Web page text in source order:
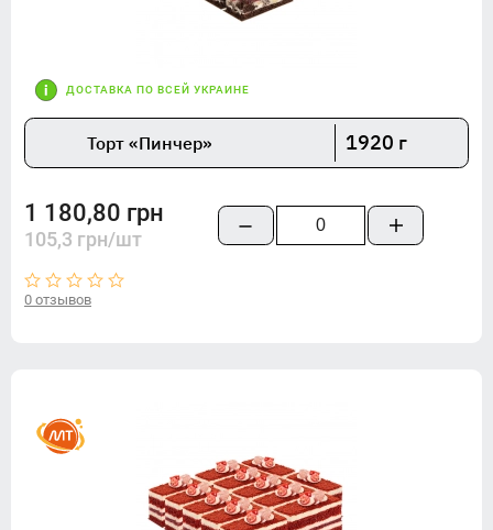
ДОСТАВКА ПО ВСЕЙ УКРАИНЕ
Торт «Пинчер» 1920 г
1 180,80 грн
105,3 грн/шт
0 отзывов